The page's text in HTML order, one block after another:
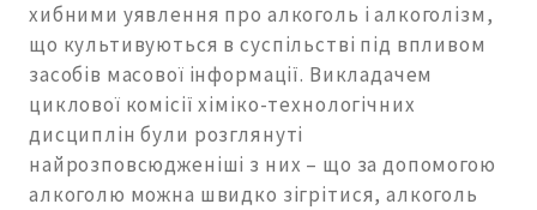
хибними уявлення про алкоголь і алкоголізм,
що культивуються в суспільстві під впливом
засобів масової інформації. Викладачем
циклової комісії хіміко-технологічних
дисциплін були розглянуті
найрозповсюдженіші з них – що за допомогою
алкоголю можна швидко зігрітися, алкоголь